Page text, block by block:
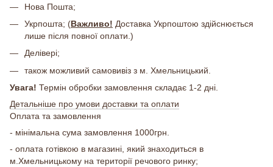
Нова Пошта;
Укрпошта; (Важливо! Доставка Укрпоштою здійснюється
лише після повної оплати.)
Делівері;
також можливий самовивіз з м. Хмельницький.
Увага! Термін обробки замовлення складає 1-2 дні.
Детальніше про умови доставки та оплати
Оплата та замовлення
- мінімальна сума замовлення 1000грн.
- оплата готівкою в магазині, який знаходиться в
м.Хмельницькому на території речового ринку;